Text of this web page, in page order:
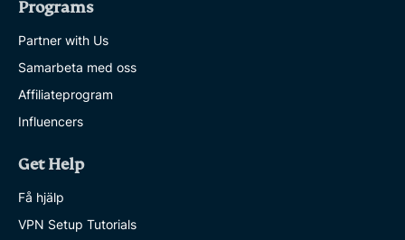
Programs
Partner with Us
Samarbeta med oss
Affiliateprogram
Influencers
Get Help
Få hjälp
VPN Setup Tutorials